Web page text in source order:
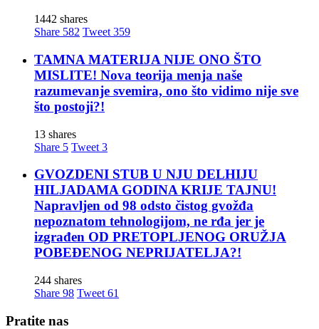
1442 shares
Share 582 Tweet 359
TAMNA MATERIJA NIJE ONO ŠTO
MISLITE! Nova teorija menja naše
razumevanje svemira, ono što vidimo nije sve
što postoji?!
13 shares
Share 5 Tweet 3
GVOZDENI STUB U NJU DELHIJU
HILJADAMA GODINA KRIJE TAJNU!
Napravljen od 98 odsto čistog gvožđa
nepoznatom tehnologijom, ne rđa jer je
izgrađen OD PRETOPLJENOG ORUŽJA
POBEĐENOG NEPRIJATELJA?!
244 shares
Share 98 Tweet 61
Pratite nas